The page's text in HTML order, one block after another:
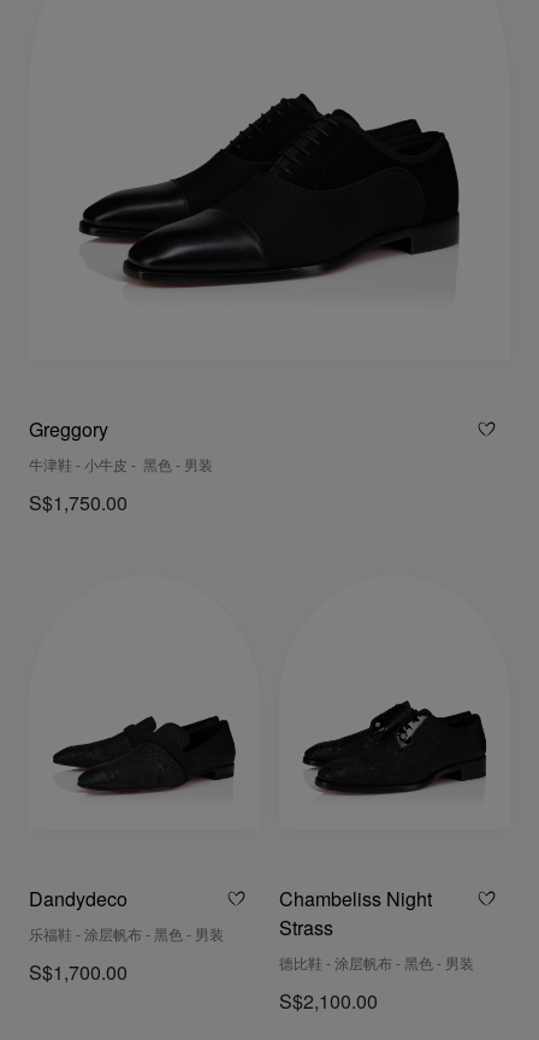
Greggory
牛津鞋 - 小牛皮 - 黑色 - 男装
S$1,750.00
Dandydeco
乐福鞋 - 涂层帆布 - 黑色 - 男装
S$1,700.00
Chambeliss Night
Strass
德比鞋 - 涂层帆布 - 黑色 - 男装
S$2,100.00